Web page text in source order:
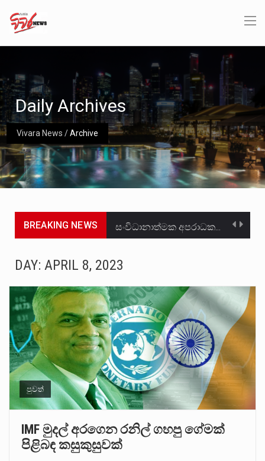
Vivara News /Archive
Daily Archives
BREAKING NEWS සංවිධානාත්මක අපරාධකරුවකු වන ලොකු පැටිගේ ප්‍රධාන වෙඩික්කරු බවට සැක කරන ගිං ගඟේ ගිල්වා මරා දමා…
මහර බන්ධනාගාරයේ අද ඇතිවූ සිද්ධියෙන් තුවාල ලැබූ බව කියන රැඳවියන් ගණන ඉහළ ගොස් තිබේ. ඒ…
අගෝස්තු මස දෙවන ඉරිදා ලිට් රූම් සූම් සංවාදය පැවැත්වෙන්නේ "කතා කරන මහ වැව" නම් නකතාවක්…
ලාල් කාන්ත ඇමතිවරයා අධිකරණ විනිශ්චයකාරවරුන්ගේ විශ්‍රාම යෑමේ වයස සම්බන්ධයෙන් නිහඬව සිටින ලෙස තමාට දැනුම් දුන්…
හිටපු පොලිස්පති පූජිත් ජයසුන්දරට සහ හිටපු ආරක්ෂක අමාත්‍යංශ ලේකම් හේමසිරි ප්‍රනාන්දු විශේෂ ත්‍රිපුද්ගල මහාධිකරණය විසින්…
DAY: APRIL 8, 2023
පුවත්
IMF මුදල් අරගෙන රනිල් ගහපු ගේමක්
පිළිබඳ කසුකුසුවක්